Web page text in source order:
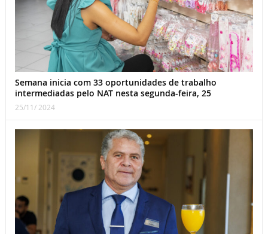
Semana inicia com 33 oportunidades de trabalho
intermediadas pelo NAT nesta segunda-feira, 25
25/11/ 2024